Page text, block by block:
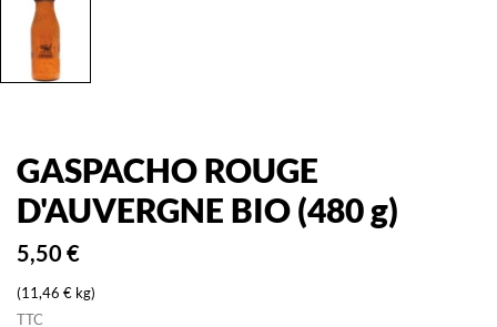
GASPACHO ROUGE
D'AUVERGNE BIO (480 g)
5,50 €
(11,46 € kg)
TTC